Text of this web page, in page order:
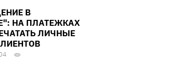
В
НА ПЛАТЕЖКАХ
ЛИЧНЫЕ